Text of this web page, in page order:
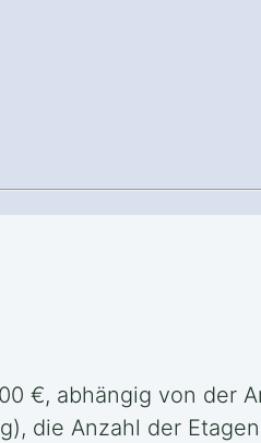
€, abhängig von der
die Anzahl der